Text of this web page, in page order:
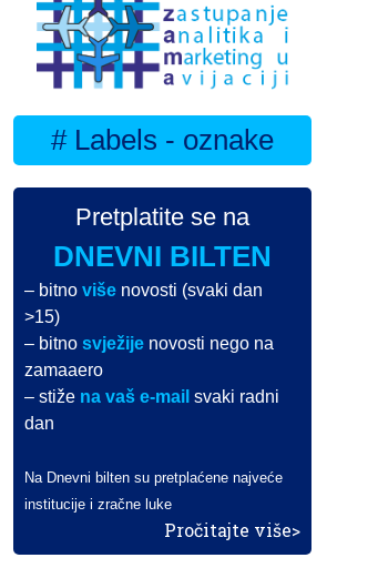
# Labels - oznake
Pretplatite se na
DNEVNI BILTEN
– bitnoviše novosti (svaki dan
>15)
– bitnosvježije novosti nego na
zamaaero
– stiže na vaš e-mail svaki radni
dan
Na Dnevni bilten su pretplaćene najveće
institucije i zračne luke
Pročitajte više>